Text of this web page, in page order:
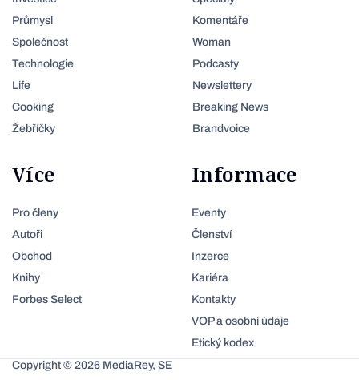
Průmysl
Společnost
Technologie
Life
Cooking
Žebříčky
Komentáře
Woman
Podcasty
Newslettery
Breaking News
Brandvoice
Více
Pro členy
Autoři
Obchod
Knihy
Forbes Select
Informace
Eventy
Členství
Inzerce
Kariéra
Kontakty
VOP a osobní údaje
Etický kodex
Copyright © 2026 MediaRey, SE